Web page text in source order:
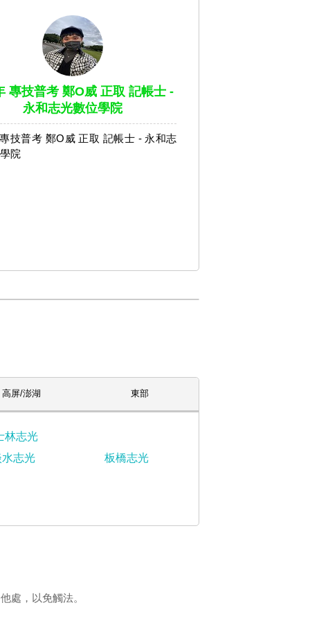
專技普考 鄭O威 正取 記帳士 -
永和志光數位學院
技普考 鄭O威 正取 記帳士 - 永和志
院
高屏/澎湖 東部
林志光
志光
板橋志光
處，以免觸法。